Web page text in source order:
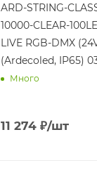
ARD-STRING-
10000-CLEAR-
LIVE RGB-DMX
(Ardecoled, IP65)
Много
11 274 ₽/шт